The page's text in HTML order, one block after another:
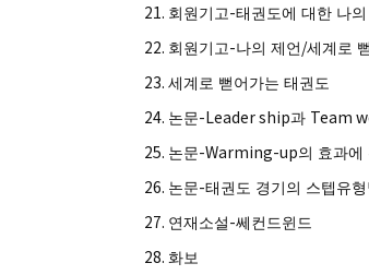
21. 회원기고-태권도에 대한 나
22. 회원기고-나의 제언 /세계로
23. 세계로 뻗어가는 태권도
24. 논문-Leader ship과 Team
25. 논문-Warming-up의 효과에
26. 논문-태권도 경기의 스텝유
27. 연재소설 -쎄컨드윈드
28. 화보